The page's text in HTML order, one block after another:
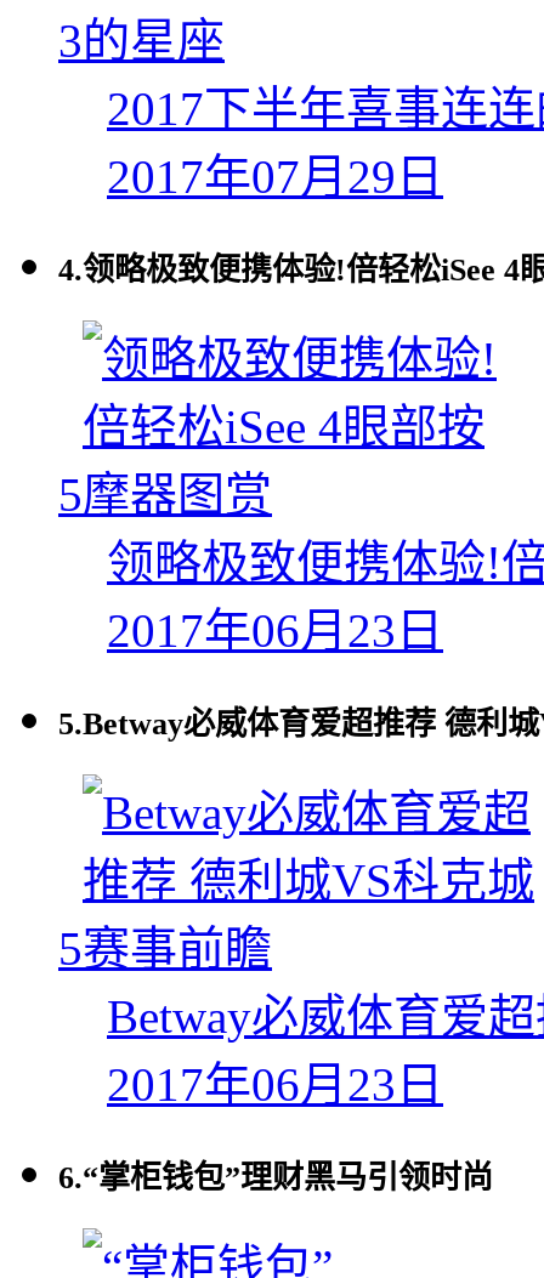
3
2017下半年喜事连
2017年07月29日
4.领略极致便携体验!倍轻松iSee 4
5
领略极致便携体验!
2017年06月23日
5.Betway必威体育爱超推荐 德利
5
Betway必威体育爱
2017年06月23日
6.“掌柜钱包”理财黑马引领时尚